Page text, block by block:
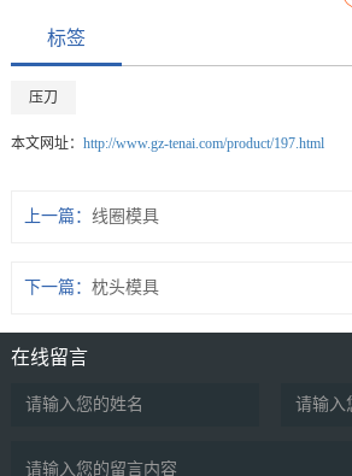
标签
压刀
本文网址： http://www.gz-tenai.com/product/197.html
上一篇： 线圈模具
下一篇： 枕头模具
在线留言